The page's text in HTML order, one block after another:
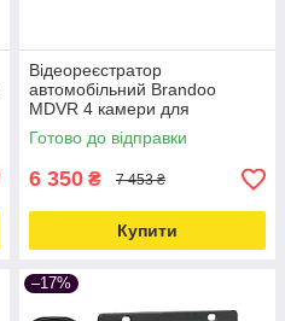
Відеореєстратор
автомобільний Brandoo
MDVR 4 камери для
автобусів, вантажівок,
російське меню Love&Life -
Готово до відправки
6 350 ₴ 7 453 ₴
Купити
–17%